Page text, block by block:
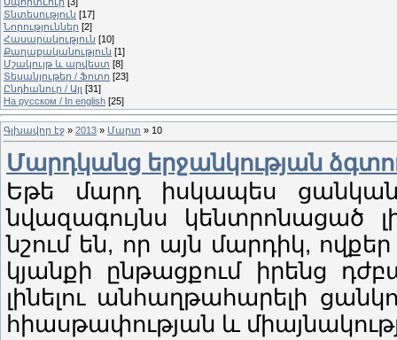
Տնտեսություն [17]
Նորություններ [2]
Հասարակություն [10]
Քաղաքականություն [1]
Մշակույթ և արվեստ [8]
Տեսանյութեր / Ֆոտո [23]
Ընդհանուր / Այլ [31]
На русском / In english [25]
Գլխավոր էջ » 2013 » Մարտ » 10
Մարդկանց երջանկության
Եթե մարդ իսկապես
նվազագույնս կենտրոնացած
նշում են, որ այն մարդիկ,
կյանքի ընթացքում իրենց
լինելու անհաղթահարելի
հիասթափության և